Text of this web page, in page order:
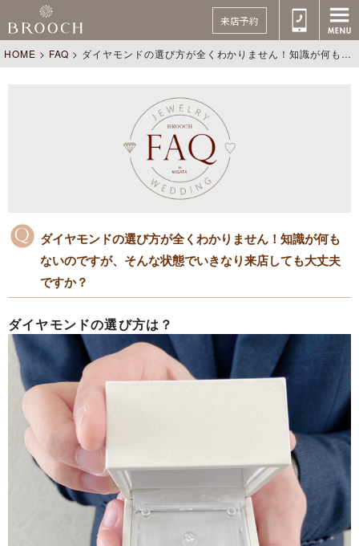
来店予約
HOME > FAQ > ダイヤモンドの選び方が全くわかりません！知識が何もないのですが、そんな状態でいきなり来店しても大丈夫ですか？
ダイヤモンドの選び方が全くわかりません！知識が何も
ないのですが、そんな状態でいきなり来店しても大丈夫
ですか？
ダイヤモンドの選び方は？